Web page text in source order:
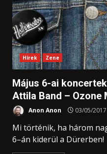
Hírek Zene
Május 6-ai
Attila Band – Ozone
Anon Anon 03/05/2017
Mi történik, ha három
6–án kiderül a Dürerben!